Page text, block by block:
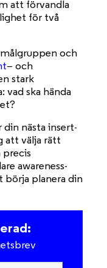
att förvandla
för två
och
– och
stark
vad ska hända
nästa insert-
att välja rätt
awareness-
börja planera din